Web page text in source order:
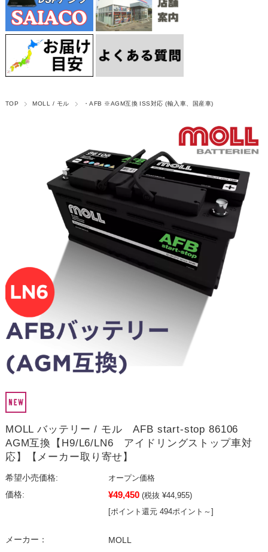
TOP MOLL / モル ・AFB ※AGM互換 ISS対応 (輸入車、国産車)
MOLL バッテリー / モル AFB start-stop 86106
AGM互換【H9/L6/LN6 アイドリングストップ車対
応】【メーカー取り寄せ】
希望小売価格:
オープン価格
価格:
¥49,450 (税抜 ¥44,955)
[ポイント還元 494ポイント～]
メーカー： MOLL